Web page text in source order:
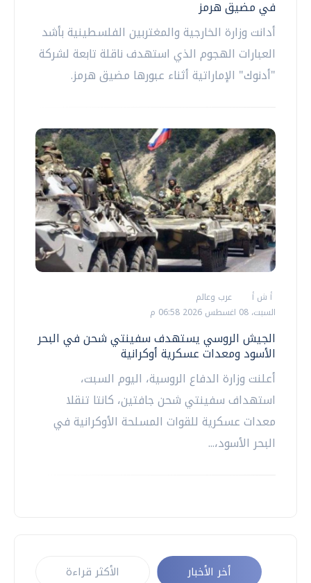
في مضيق هرمز
أدانت وزارة الخارجية والمغتربين الفلسطينية بأشد
العبارات الهجوم الذي استهدف ناقلة تابعة لشركة
"أدنوك" الإماراتية أثناء عبورها مضيق هرمز.
أ ش أ
عرب وعالم
السبت، 08 اغسطس 2026 06:58 م
الجيش الروسي يستهدف سفينتي شحن في البحر
الأسود ومعدات عسكرية أوكرانية
أعلنت وزارة الدفاع الروسية، اليوم السبت،
استهداف سفينتي شحن جافتين، كانتا تنقلا
معدات عسكرية للقوات المسلحة الأوكرانية في
البحر الأسود،...
أخر الأخبار الأكثر قراءة